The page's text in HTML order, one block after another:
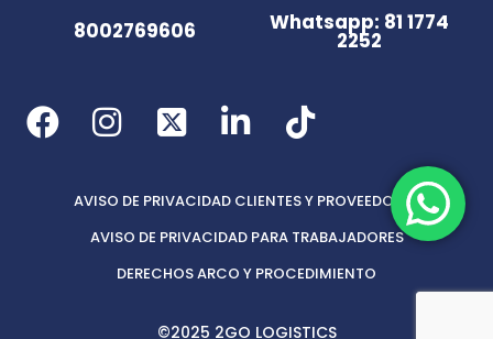
8002769606 Whatsapp: 81 1774
2252
AVISO DE PRIVACIDAD CLIENTES Y PROVEEDORES
AVISO DE PRIVACIDAD PARA TRABAJADORES
DERECHOS ARCO Y PROCEDIMIENTO
©2025 2GO LOGISTICS